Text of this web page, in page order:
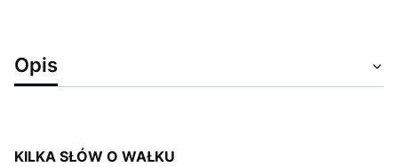
Opis
KILKA SŁÓW O WAŁKU